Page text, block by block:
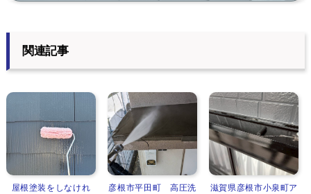
関連記事
屋根塗装をしなけれ
彦根市平田町 高圧洗
滋賀県彦根市小泉町ア